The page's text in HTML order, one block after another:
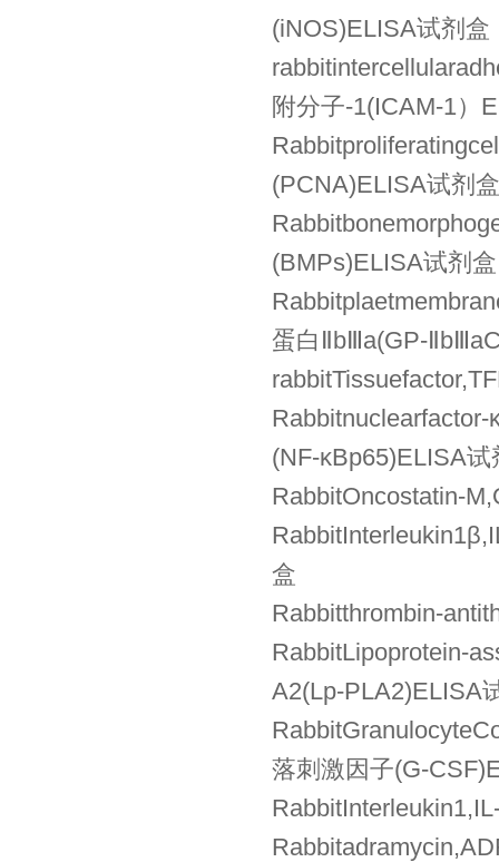
(iNOS)ELISA试剂盒
附分子-1(ICAM-1）
(PCNA)ELISA试剂盒
(BMPs)ELISA试剂盒
蛋白ⅡbⅢa(GP-
(NF-κBp65)ELISA试
RabbitOncostatin-
盒
Rabbitthrombin-
RabbitLipoprotein-
A2(Lp-PLA2)ELISA
落刺激因子(G-